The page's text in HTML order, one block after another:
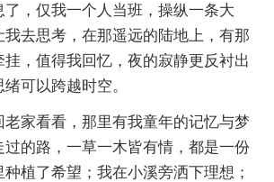
，仅我一个人当班，操纵一条大
去思考，在那遥远的陆地上，有那
，值得我回忆，夜的寂静更反衬出
可以跨越时空。
老家看看，那里有我童年的记忆与梦
过的路，一草一木皆有情，都是一份
植了希望；我在小溪旁洒下理想；